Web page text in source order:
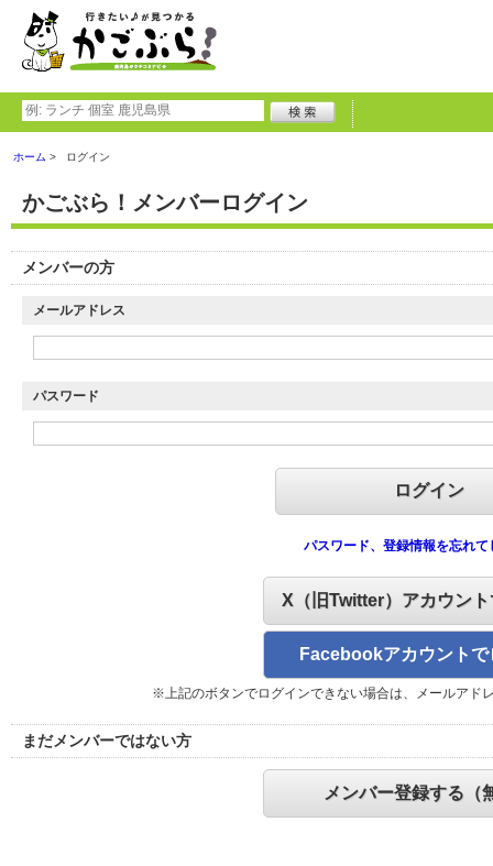
ホーム ログイン
かごぶら！メンバーログイン
メンバーの方
メールアドレス
パスワード
パスワード、登録情報を忘れて
X（旧Twitter）アカウン
Facebookアカウントで
※上記のボタンでログインできない場合は、メールアド
まだメンバーではない方
メンバー登録する（